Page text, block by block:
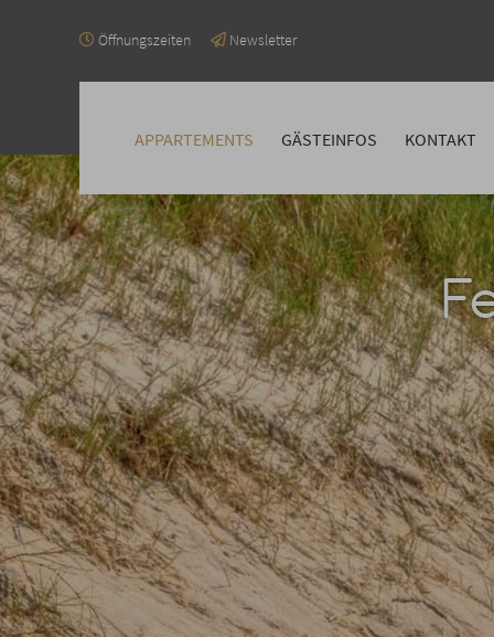
Öffnungszeiten Newsletter
überspringen
APPARTEMENTS GÄSTEINFOS KONTAKT